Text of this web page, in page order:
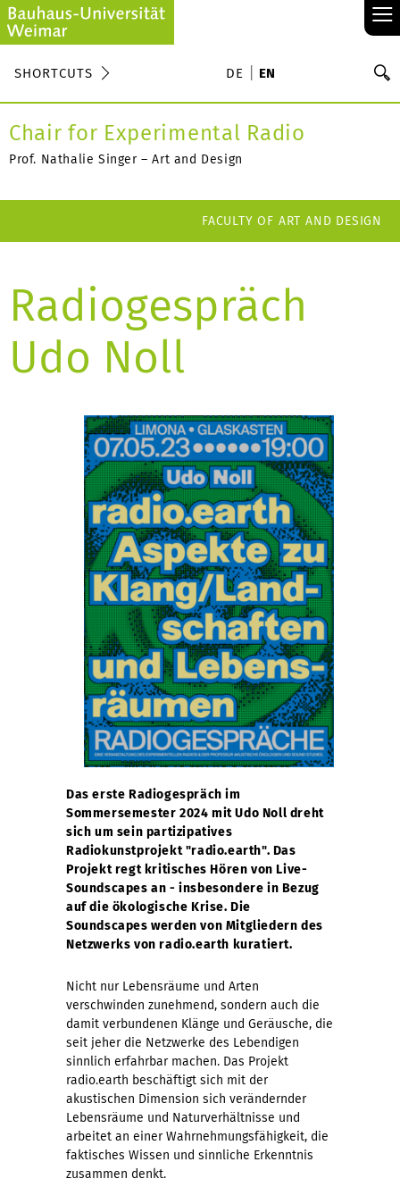
≡
SHORTCUTS DE EN
Chair for Experimental Radio
Prof. Nathalie Singer – Art and Design
FACULTY OF ART AND DESIGN
Radiogespräch
Udo Noll
Das erste Radiogespräch im
Sommersemester 2024 mit Udo Noll dreht
sich um sein partizipatives
Radiokunstprojekt "radio.earth". Das
Projekt regt kritisches Hören von Live-
Soundscapes an - insbesondere in Bezug
auf die ökologische Krise. Die
Soundscapes werden von Mitgliedern des
Netzwerks von radio.earth kuratiert.
Nicht nur Lebensräume und Arten
verschwinden zunehmend, sondern auch die
damit verbundenen Klänge und Geräusche, die
seit jeher die Netzwerke des Lebendigen
sinnlich erfahrbar machen. Das Projekt
radio.earth beschäftigt sich mit der
akustischen Dimension sich verändernder
Lebensräume und Naturverhältnisse und
arbeitet an einer Wahrnehmungsfähigkeit, die
faktisches Wissen und sinnliche Erkenntnis
zusammen denkt.